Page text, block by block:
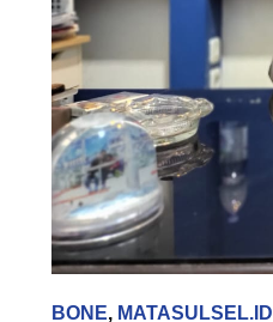
BONE, MATASULSEL.ID